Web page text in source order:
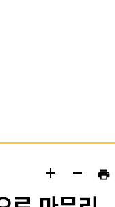
add remove print